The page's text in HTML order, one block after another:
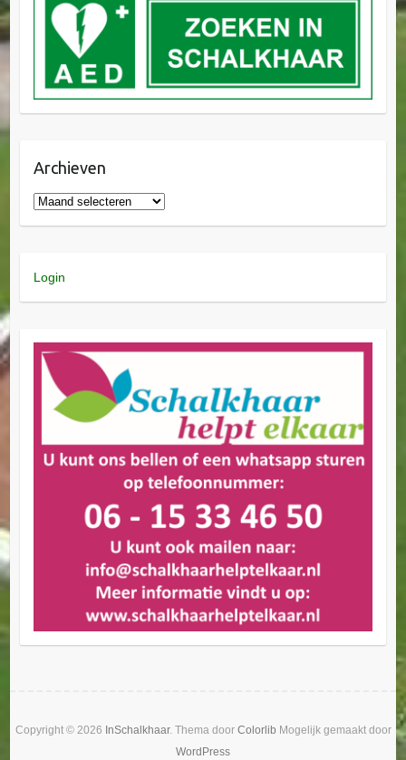
Archieven
Login
Copyright © 2026 InSchalkhaar. Thema door Colorlib Mogelijk gemaakt door
WordPress